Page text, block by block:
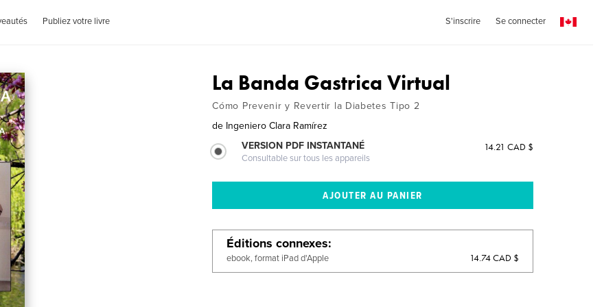
Publiez votre livre S'inscrire Se connecter
La Banda Gastrica Virtual
Cómo Prevenir y Revertir la Diabetes Tipo 2
de Ingeniero Clara Ramírez
VERSION PDF INSTANTANÉ
Consultable sur tous les appareils
14.21 CAD $
Éditions connexes
ebook, format iPad d'Apple 14.74 CAD $